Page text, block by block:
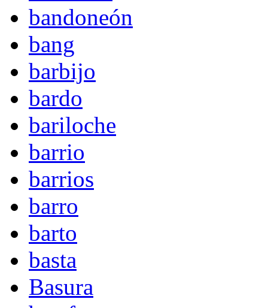
bandoneón
bang
barbijo
bardo
bariloche
barrio
barrios
barro
barto
basta
Basura